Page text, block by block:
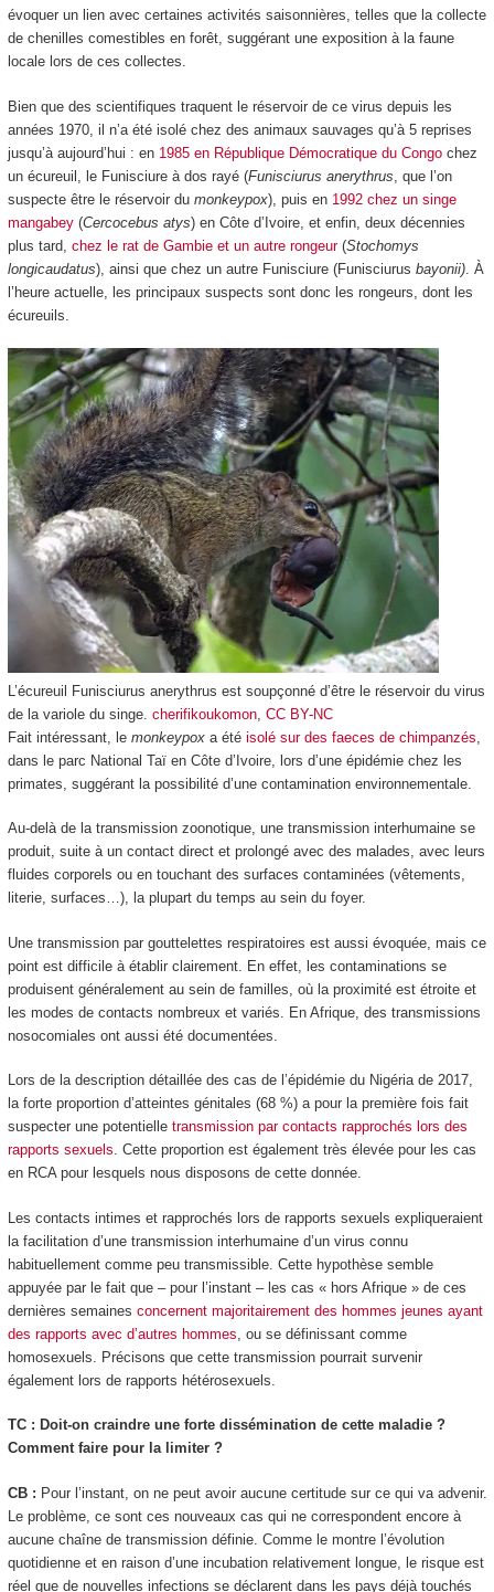
évoquer un lien avec certaines activités saisonnières, telles que la collecte
de chenilles comestibles en forêt, suggérant une exposition à la faune
locale lors de ces collectes.
Bien que des scientifiques traquent le réservoir de ce virus depuis les
années 1970, il n’a été isolé chez des animaux sauvages qu’à 5 reprises
jusqu’à aujourd’hui : en 1985 en République Démocratique du Congochez
un écureuil, le Funisciure à dos rayé (Funisciurus anerythrus , que l’on
suspecte être le réservoir du monkeypox), puis en 1992 chez un singe
mangabey(Cercocebus atys) en Côte d’Ivoire, et enfin, deux décennies
plus tard, chez le rat de Gambie et un autre rongeur(Stochomys
longicaudatus), ainsi que chez un autre Funisciure (Funisciurus bayonii). À
l’heure actuelle, les principaux suspects sont donc les rongeurs, dont les
écureuils.
L’écureuil Funisciurus anerythrus est soupçonné d’être le réservoir du virus
de la variole du singe. cherifikoukomon, CC BY-NC
Fait intéressant, le monkeypoxa été isolé sur des faeces de chimpanzés
dans le parc National Taï en Côte d’Ivoire, lors d’une épidémie chez les
primates, suggérant la possibilité d’une contamination environnementale.
Au-delà de la transmission zoonotique, une transmission interhumaine se
produit, suite à un contact direct et prolongé avec des malades, avec leurs
fluides corporels ou en touchant des surfaces contaminées (vêtements,
literie, surfaces…), la plupart du temps au sein du foyer.
Une transmission par gouttelettes respiratoires est aussi évoquée, mais ce
point est difficile à établir clairement. En effet, les contaminations se
produisent généralement au sein de familles, où la proximité est étroite et
les modes de contacts nombreux et variés. En Afrique, des transmissions
nosocomiales ont aussi été documentées.
Lors de la description détaillée des cas de l’épidémie du Nigéria de 2017,
la forte proportion d’atteintes génitales (68 %) a pour la première fois fait
suspecter une potentielle transmission par contacts rapprochés lors des
rapports sexuels. Cette proportion est également très élevée pour les cas
en RCA pour lesquels nous disposons de cette donnée.
Les contacts intimes et rapprochés lors de rapports sexuels expliqueraient
la facilitation d’une transmission interhumaine d’un virus connu
habituellement comme peu transmissible. Cette hypothèse semble
appuyée par le fait que – pour l’instant – les cas « hors Afrique » de ces
dernières semaines concernent majoritairement des hommes jeunes ayant
des rapports avec d’autres hommes , ou se définissant comme
homosexuels. Précisons que cette transmission pourrait survenir
également lors de rapports hétérosexuels.
TC : Doit-on craindre une forte dissémination de cette maladie ?
Comment faire pour la limiter ?
CB : Pour l’instant, on ne peut avoir aucune certitude sur ce qui va advenir.
Le problème, ce sont ces nouveaux cas qui ne correspondent encore à
aucune chaîne de transmission définie. Comme le montre l’évolution
quotidienne et en raison d’une incubation relativement longue, le risque est
réel que de nouvelles infections se déclarent dans les pays déjà touchés